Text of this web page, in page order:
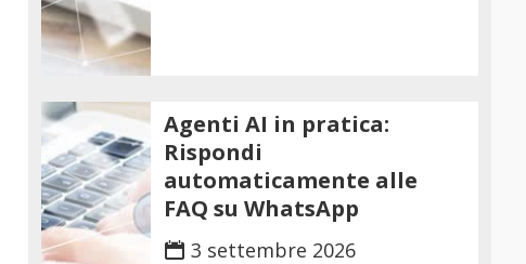
Agenti AI in pratica:
Rispondi
automaticamente alle
FAQ su WhatsApp
3 settembre 2026